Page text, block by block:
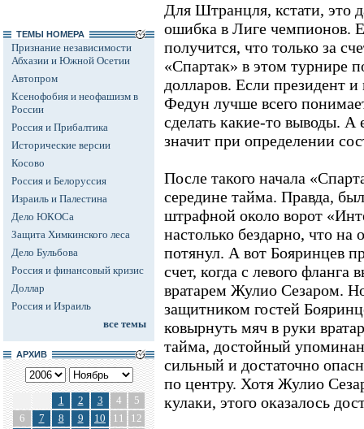
ТЕМЫ НОМЕРА
Признание независимости
Абхазии и Южной Осетии
Автопром
Ксенофобия и неофашизм в
России
Россия и Прибалтика
Исторические версии
Косово
Россия и Белоруссия
Израиль и Палестина
Дело ЮКОСа
Защита Химкинского леса
Дело Бульбова
Россия и финансовый кризис
Доллар
Россия и Израиль
все темы
АРХИВ
1 2 3 4
5
6
7 8 9 10 11
12
Для Штранцля, кстати, это
ошибка в Лиге чемпионов.
получится, что только за
«Спартак» в этом турнире
долларов. Если президент
Федун лучше всего
сделать какие-то выводы. А
значит при определении
После такого начала
середине тайма. Правда,
штрафной около ворот
настолько бездарно, что
потянул. А вот Бояринцев
счет, когда с левого фланга
вратарем Жулио Сезаром.
защитником гостей
ковырнуть мяч в руки
тайма, достойный
сильный и достаточно
по центру. Хотя Жулио
кулаки, этого оказалось